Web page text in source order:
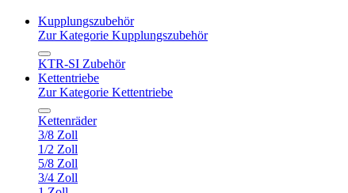
Kupplungszubehör
Zur Kategorie Kupplungszubehör
KTR-SI Zubehör
Kettentriebe
Zur Kategorie Kettentriebe
Kettenräder
3/8 Zoll
1/2 Zoll
5/8 Zoll
3/4 Zoll